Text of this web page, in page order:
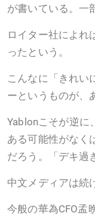
が書いている。一
ロイター社によれ
ったという。
こんなに「きれい
ーというものが、
Yablonこそが逆に
ある可能性がなく
だろう。「デキ過
中文メディアは続
今般の華為CFO孟